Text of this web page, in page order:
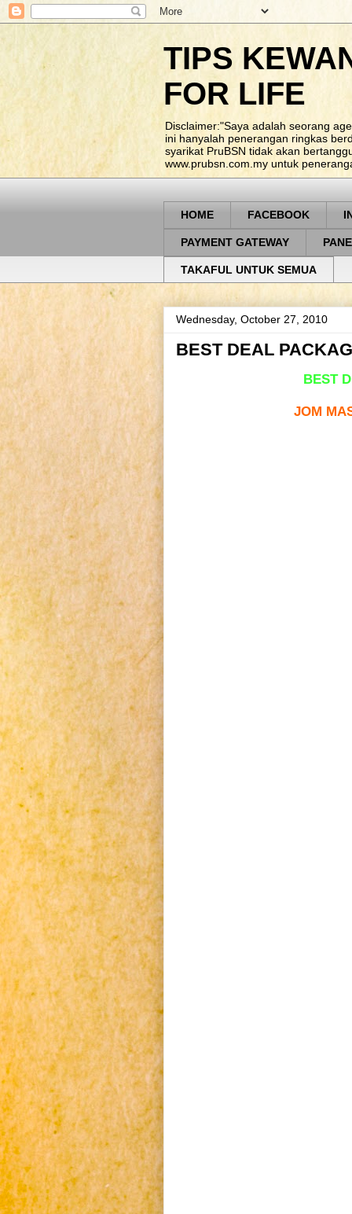
TIPS
FOR LIFE
Disclaimer:"Saya adalah seorang
ini hanyalah penerangan ringkas
syarikat PruBSN tidak akan
www.prubsn.com.my untuk
HOME FACEBOOK
PAYMENT GATEWAY
TAKAFUL UNTUK SEMUA
Wednesday, October 27, 2010
BEST DEAL
BEST
JOM